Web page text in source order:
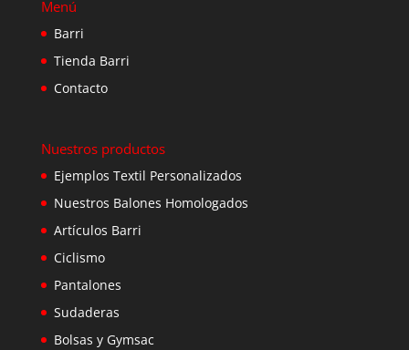
Menú
Barri
Tienda Barri
Contacto
Nuestros productos
Ejemplos Textil Personalizados
Nuestros Balones Homologados
Artículos Barri
Ciclismo
Pantalones
Sudaderas
Bolsas y Gymsac